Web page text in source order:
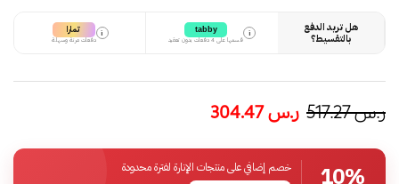
هل تريد الدفع
بالتقسيط؟
i
tabby
قسمها على 4 دفعات بدون تعقيد
i تمارا
دفعات مرنة وسهلة
ر.س517.27 ر.س304.47
10%
خصم إضافي على منتجات الإنارة لفترة محدودة